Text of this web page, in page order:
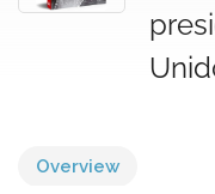
Overview